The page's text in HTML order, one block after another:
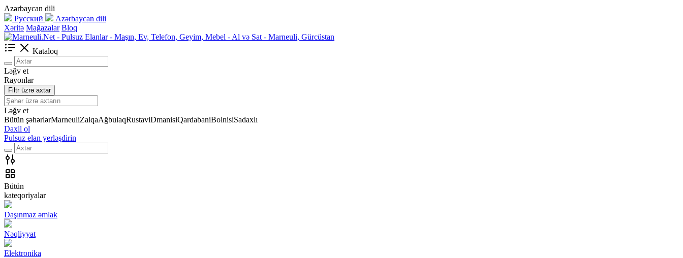
Azərbaycan dili
Русский
Azərbaycan dili
Xəritə Mağazalar Bloq
Kataloq
Ləğv et
Rayonlar
Filtr üzrə axtar
Ləğv et
Bütün şəhərlərMarneuliZalqaAğbulaqRustaviDmanisiQardabaniBolnisiSadaxlı
Daxil ol
Pulsuz elan yerləşdirin
Bütün
kateqoriyalar
Daşınmaz əmlak
Nəqliyyat
Elektronika